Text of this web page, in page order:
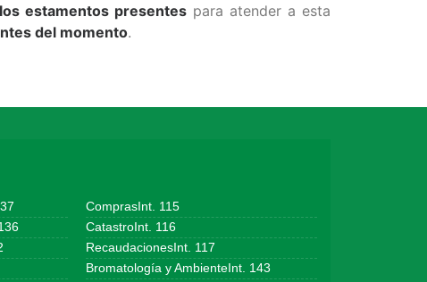
estamentos presentes para atender a esta
del momento.
ComprasInt. 115
CatastroInt. 116
RecaudacionesInt. 117
Bromatología y AmbienteInt. 143